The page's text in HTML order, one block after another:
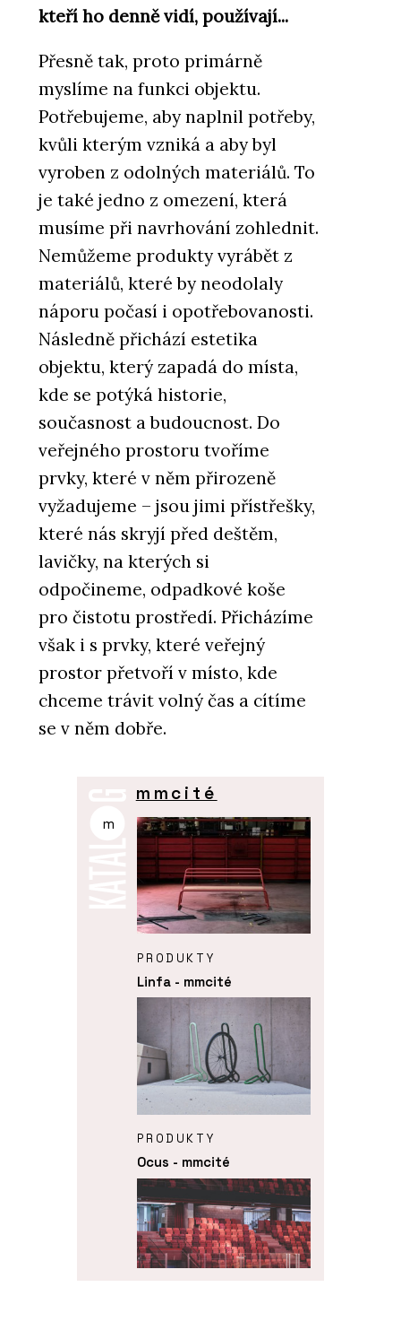
kteří ho denně vidí, používají...
Přesně tak, proto primárně
myslíme na funkci objektu.
Potřebujeme, aby naplnil potřeby,
kvůli kterým vzniká a aby byl
vyroben z odolných materiálů. To
je také jedno z omezení, která
musíme při navrhování zohlednit.
Nemůžeme produkty vyrábět z
materiálů, které by neodolaly
náporu počasí i opotřebovanosti.
Následně přichází estetika
objektu, který zapadá do místa,
kde se potýká historie,
současnost a budoucnost. Do
veřejného prostoru tvoříme
prvky, které v něm přirozeně
vyžadujeme – jsou jimi přístřešky,
které nás skryjí před deštěm,
lavičky, na kterých si
odpočineme, odpadkové koše
pro čistotu prostředí. Přicházíme
však i s prvky, které veřejný
prostor přetvoří v místo, kde
chceme trávit volný čas a cítíme
se v něm dobře.
m
mmcité
PRODUKTY
Linfa - mmcité
PRODUKTY
Ocus - mmcité